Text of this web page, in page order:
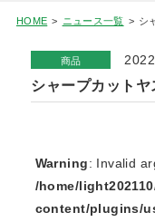
HOME ニュース一覧 シ
商品
シャープカットヤ
Warning: Invalid
/home/
content/plugins/